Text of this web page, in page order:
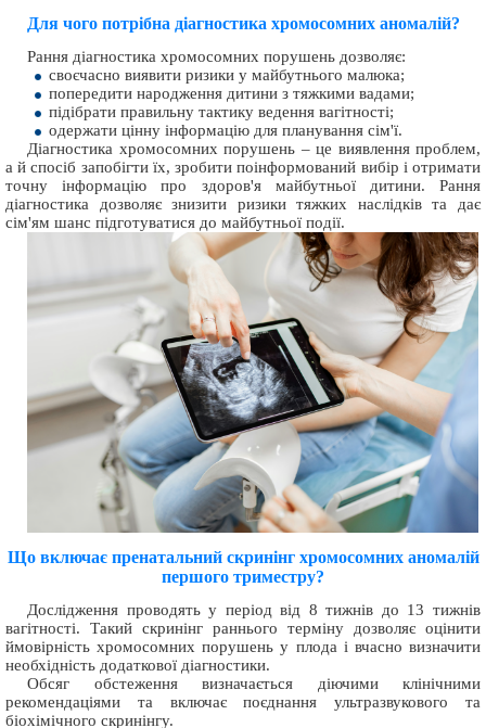
Для чого потрібна діагностика хромосомних аномалій?
Рання діагностика хромосомних порушень дозволяє:
своєчасно виявити ризики у майбутнього малюка;
попередити народження дитини з тяжкими вадами;
підібрати правильну тактику ведення вагітності;
одержати цінну інформацію для планування сім'ї.
Діагностика хромосомних порушень – це виявлення проблем,
а й спосіб запобігти їх, зробити поінформований вибір і отримати
точну інформацію про здоров'я майбутньої дитини. Рання
діагностика дозволяє знизити ризики тяжких наслідків та дає
сім'ям шанс підготуватися до майбутньої події.
Що включає пренатальний скринінг хромосомних аномалій
першого триместру?
Дослідження проводять у період від 8 тижнів до 13 тижнів
вагітності. Такий скринінг раннього терміну дозволяє оцінити
ймовірність хромосомних порушень у плода і вчасно визначити
необхідність додаткової діагностики.
Обсяг обстеження визначається діючими клінічними
рекомендаціями та включає поєднання ультразвукового та
біохімічного скринінгу.